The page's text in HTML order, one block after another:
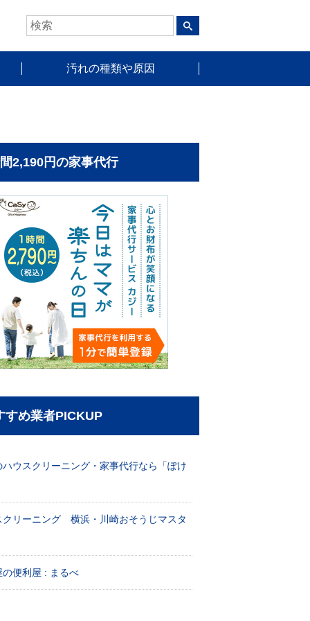
汚れの種類や原因
2,190円の家事代行
すめ業者PICKUP
ハウスクリーニング・家事代行なら「ぽけ
クリーニング 横浜・川崎おそうじマスタ
の便利屋 : まるべ